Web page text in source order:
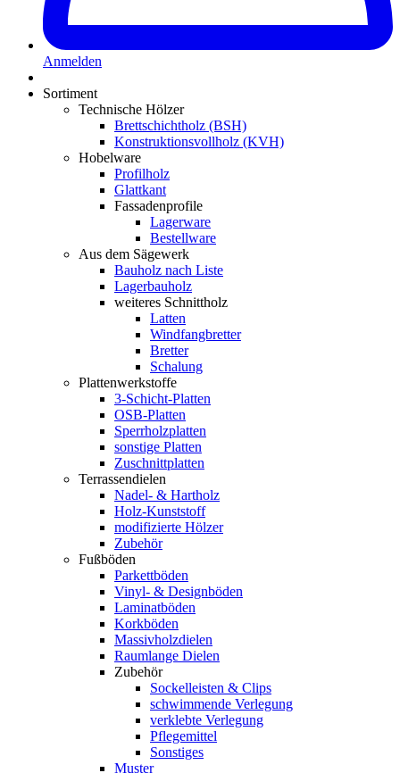
Anmelden
Sortiment
Technische Hölzer
Brettschichtholz (BSH)
Konstruktionsvollholz (KVH)
Hobelware
Profilholz
Glattkant
Fassadenprofile
Lagerware
Bestellware
Aus dem Sägewerk
Bauholz nach Liste
Lagerbauholz
weiteres Schnittholz
Latten
Windfangbretter
Bretter
Schalung
Plattenwerkstoffe
3-Schicht-Platten
OSB-Platten
Sperrholzplatten
sonstige Platten
Zuschnittplatten
Terrassendielen
Nadel- & Hartholz
Holz-Kunststoff
modifizierte Hölzer
Zubehör
Fußböden
Parkettböden
Vinyl- & Designböden
Laminatböden
Korkböden
Massivholzdielen
Raumlange Dielen
Zubehör
Sockelleisten & Clips
schwimmende Verlegung
verklebte Verlegung
Pflegemittel
Sonstiges
Muster